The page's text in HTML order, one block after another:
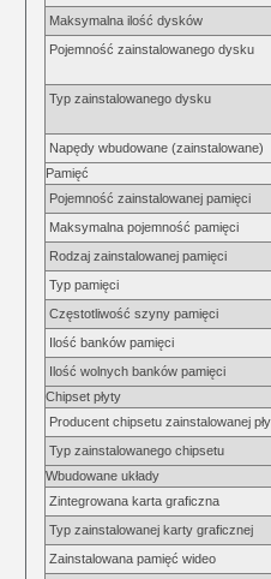
Maksymalna ilość dysków
Pojemność zainstalowanego dysku
Typ zainstalowanego dysku
Napędy wbudowane (zainstalowane)
Pamięć
Pojemność zainstalowanej pamięci
Maksymalna pojemność pamięci
Rodzaj zainstalowanej pamięci
Typ pamięci
Częstotliwość szyny pamięci
Ilość banków pamięci
Ilość wolnych banków pamięci
Chipset płyty
Producent chipsetu zainstalowanej
Typ zainstalowanego chipsetu
Wbudowane układy
Zintegrowana karta graficzna
Typ zainstalowanej karty graficznej
Zainstalowana pamięć wideo